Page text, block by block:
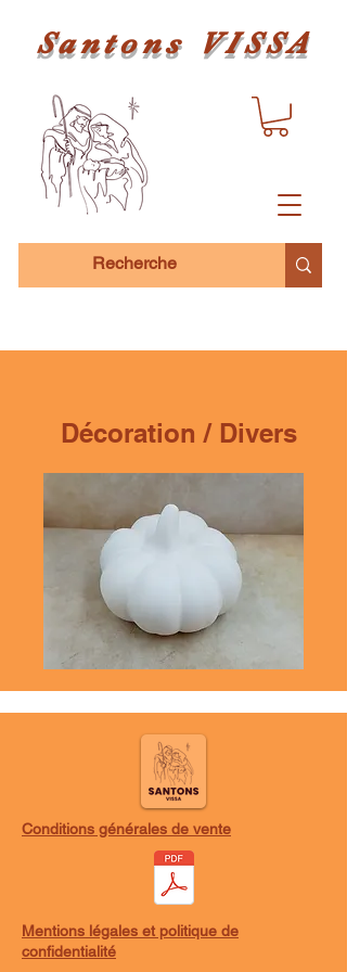
Santons VISSA
Décoration / Divers
Conditions générales de vente
Mentions légales et politique de
confidentialité